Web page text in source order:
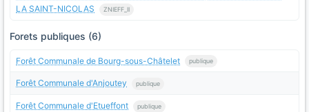
LA SAINT-NICOLAS
ZNIEFF_II
Forets publiques (6)
Forêt Communale de Bourg-sous-Châtelet publique
Forêt Communale d'Anjoutey publique
Forêt Communale d'Etueffont publique